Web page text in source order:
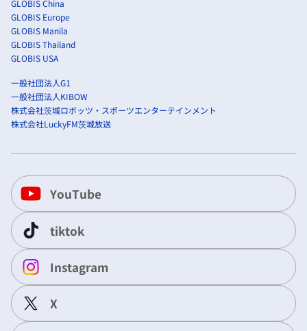
GLOBIS China
GLOBIS Europe
GLOBIS Manila
GLOBIS Thailand
GLOBIS USA
一般社団法人G1
一般社団法人KIBOW
株式会社茨城ロボッツ・スポーツエンターテインメント
株式会社LuckyFM茨城放送
YouTube
tiktok
Instagram
X